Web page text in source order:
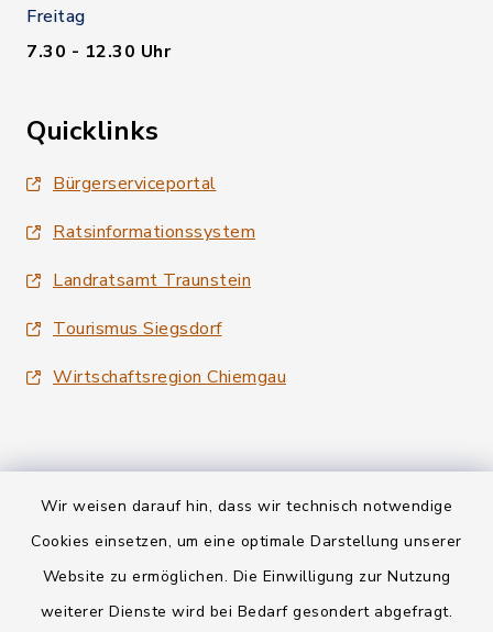
Wir weisen darauf hin, dass wir technisch notwendige
Cookies einsetzen, um eine optimale Darstellung unserer
Website zu ermöglichen. Die Einwilligung zur Nutzung
weiterer Dienste wird bei Bedarf gesondert abgefragt.
Freitag
7.30 - 12.30 Uhr
Quicklinks
Bürgerserviceportal
Ratsinformationssystem
Landratsamt Traunstein
Tourismus Siegsdorf
Wirtschaftsregion Chiemgau
Kontakt